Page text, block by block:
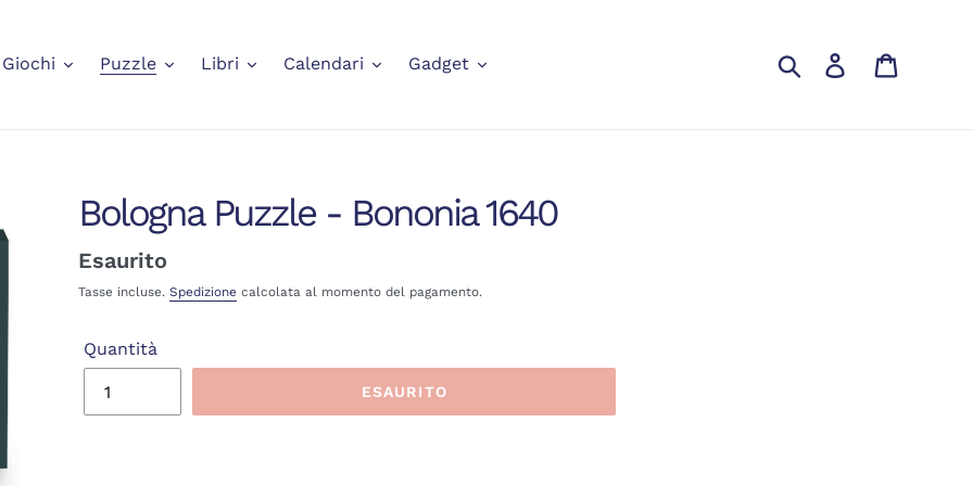
Giochi Puzzle Libri Calendari Gadget Cerca Accedi
Bologna Puzzle - Bononia 1640
Prezzo
di
Esaurito
Tasse incluse.Spedizione calcolata al momento del pagamento.
Quantità
ESAURITO